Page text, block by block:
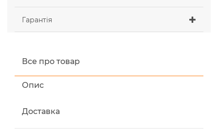
Гарантія
Все про товар
Опис
Доставка